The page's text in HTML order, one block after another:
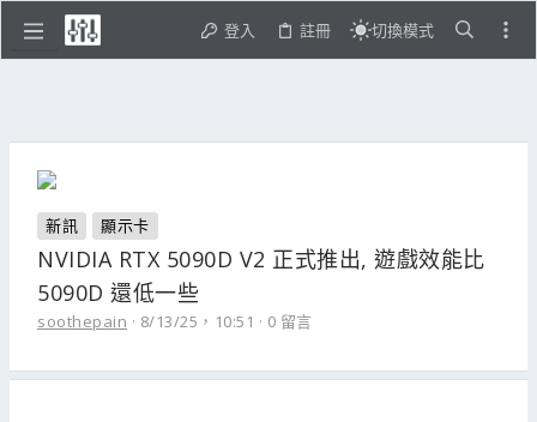
登入 註冊 切換模式
新訊 顯示卡
NVIDIA RTX 5090D V2 正式推出, 遊戲效能比
5090D 還低一些
soothepain 8/13/25，10:51 0 留言